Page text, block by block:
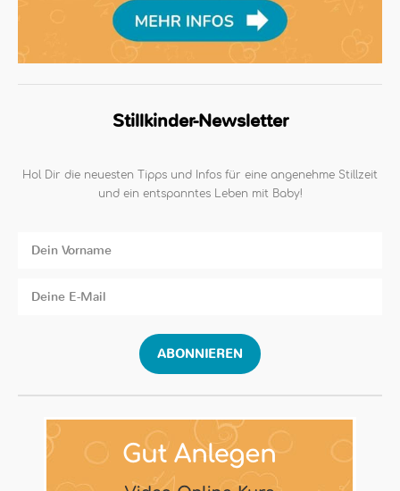
Stillkinder-Newsletter
Hol Dir die neuesten Tipps und Infos für eine angenehme Stillzeit
und ein entspanntes Leben mit Baby!
ABONNIEREN